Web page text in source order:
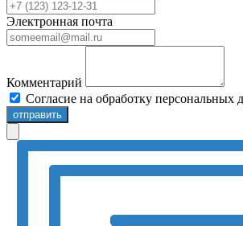
Электронная почта
Комментарий
Согласие на обработку персональных
отправить